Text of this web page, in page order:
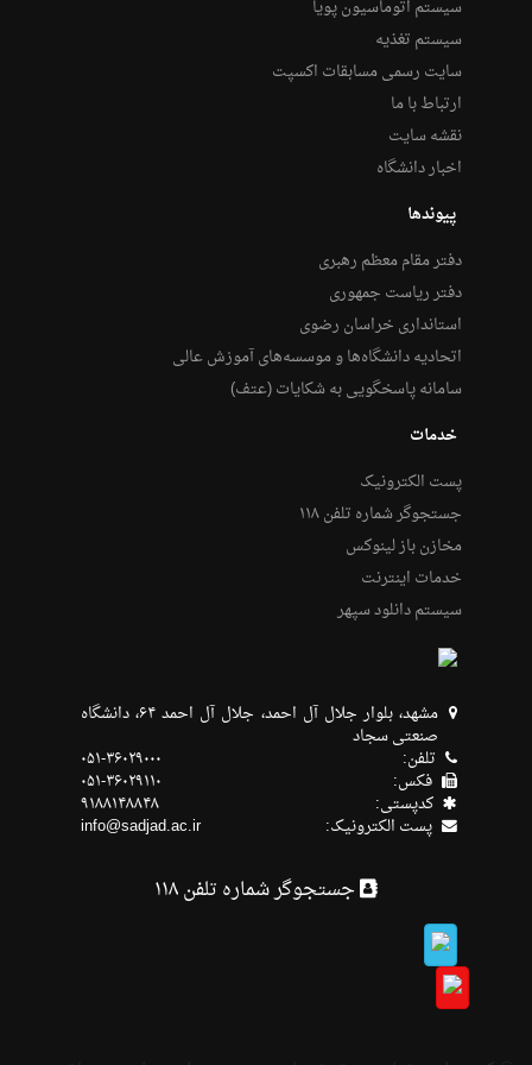
سیستم اتوماسیون پویا
سیستم تغذیه
سایت رسمی مسابقات اکسپت
ارتباط با ما
نقشه سایت
اخبار دانشگاه
پیوندها
دفتر مقام معظم رهبری
دفتر ریاست جمهوری
استانداری خراسان رضوی
اتحادیه دانشگاه‌ها و موسسه‌های آموزش عالی
سامانه پاسخگویی به شکایات (عتف)
خدمات
پست الکترونیک
جستجوگر شماره تلفن ۱۱۸
مخازن باز لینوکس
خدمات اینترنت
سیستم دانلود سپهر
مشهد، بلوار جلال آل احمد، جلال آل احمد ۶۴، دانشگاه
صنعتی سجاد
تلفن: ۰۵۱-۳۶۰۲۹۰۰۰
فکس: ۰۵۱-۳۶۰۲۹۱۱۰
كدپستی: ۹۱۸۸۱۴۸۸۴۸
پست الکترونیک: info@sadjad.ac.ir
جستجوگر شماره تلفن ۱۱۸